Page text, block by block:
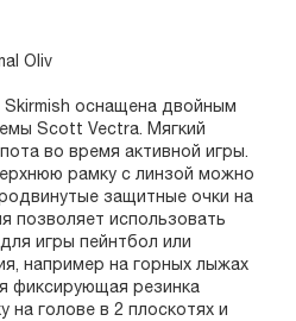
Oliv
оснащена двойным
Scott Vectra. Мягкий
во время активной игры.
рамку с линзой можно
защитные очки на
позволяет использовать
игры пейнтбол или
например на горных лыжах
фиксирующая резинка
на голове в 2 плоскотях и